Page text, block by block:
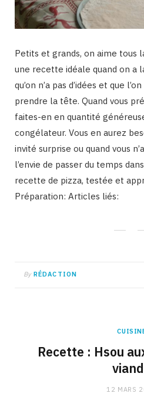
Petits et grands, on aime tous
une recette idéale quand on a
qu’on n’a pas d’idées et que
prendre la tête. Quand vous
faites-en en quantité
congélateur. Vous en aurez
invité surprise ou quand vous
l’envie de passer du temps
recette de pizza, testée et
Préparation: Articles liés:
By RÉDACTION
Recette : Hsou
12 MARS